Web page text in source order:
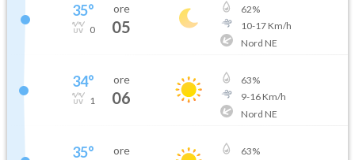
35°
0
ore
05
62%
10-17Km/h
Nord NE
34°
1
ore
06
63%
9-16Km/h
Nord NE
35° ore 63%